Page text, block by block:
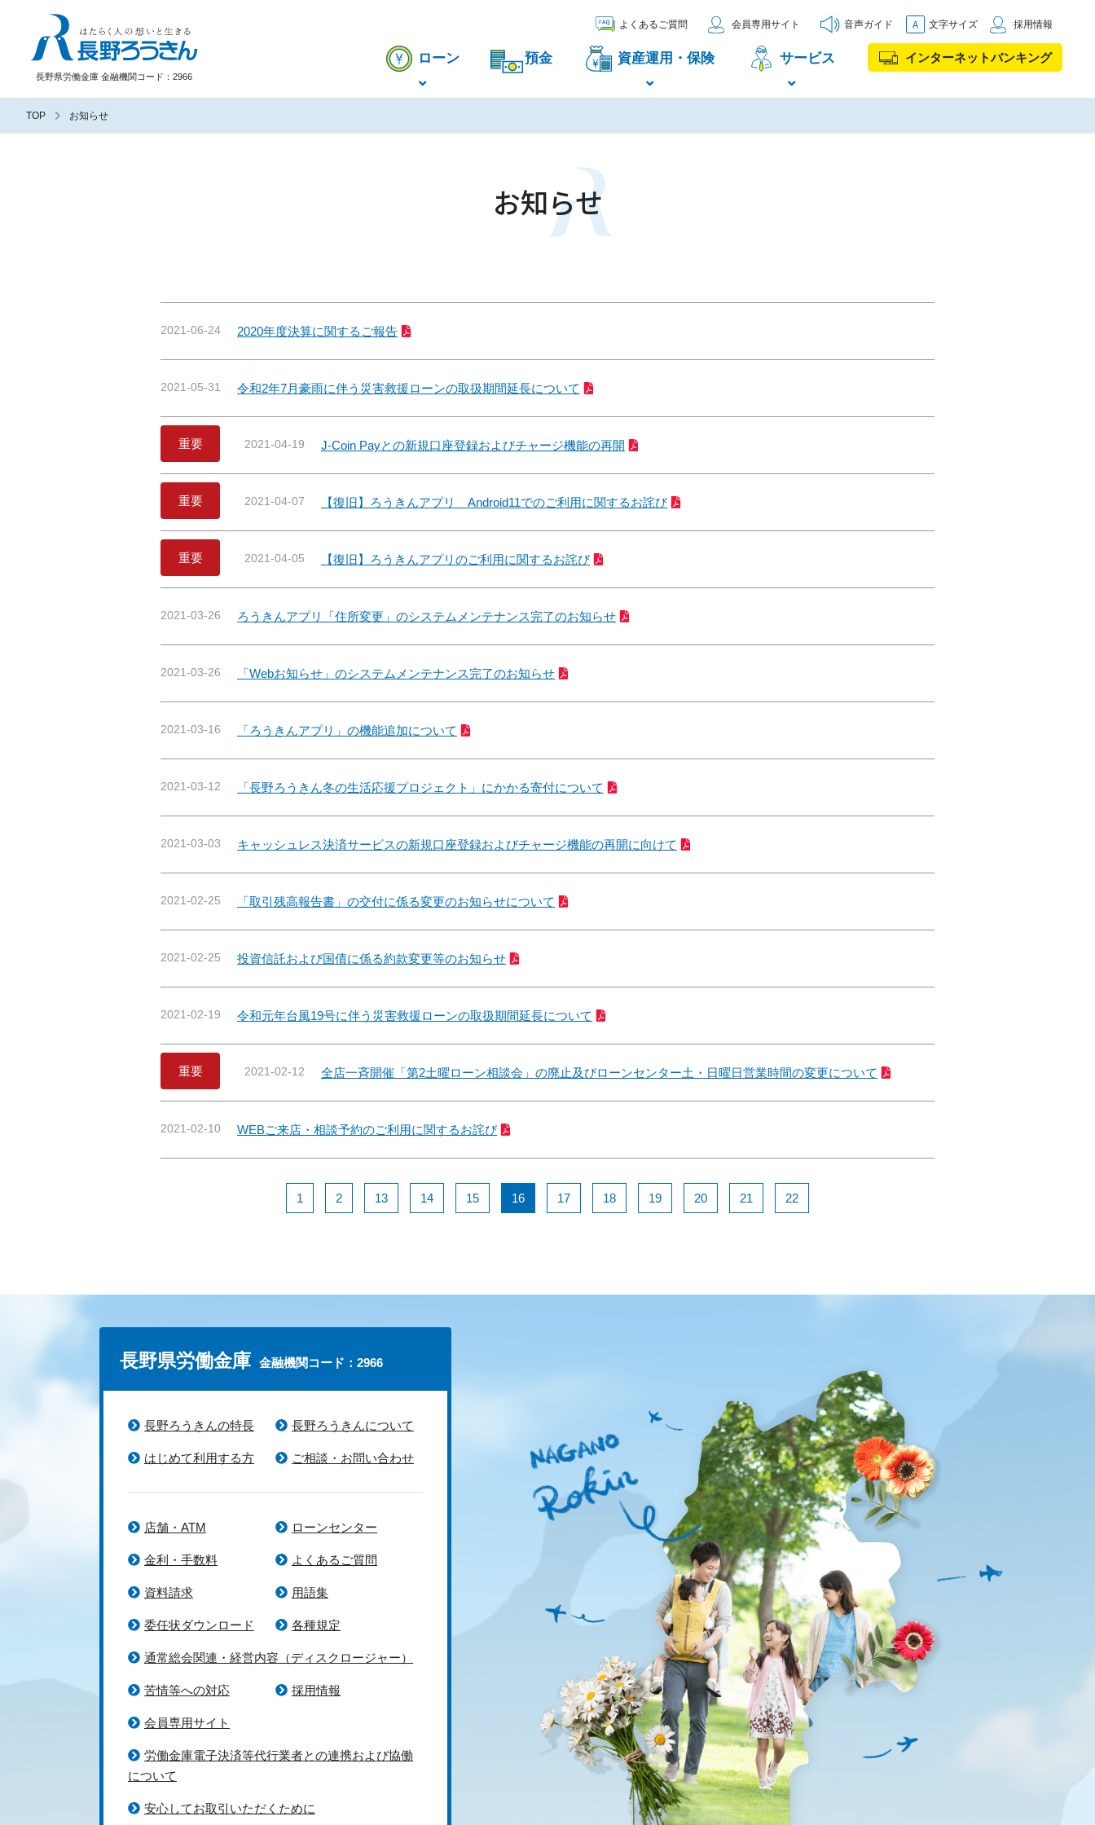
長野県労働金庫 金融機関コード：2966
ローン 預金 資産運用・保険 サービス インターネットバンキング
よくあるご質問 会員専用サイト 音声ガイド 文字サイズ 採用情報
TOP お知らせ
お知らせ
2021-06-24 2020年度決算に関するご報告
2021-05-31 令和2年7月豪雨に伴う災害救援ローンの取扱期間延長について
重要 2021-04-19 J-Coin Payとの新規口座登録およびチャージ機能の再開
重要 2021-04-07 【復旧】ろうきんアプリ Android11でのご利用に関するお詫び
重要 2021-04-05 【復旧】ろうきんアプリのご利用に関するお詫び
2021-03-26 ろうきんアプリ「住所変更」のシステムメンテナンス完了のお知らせ
2021-03-26 「Webお知らせ」のシステムメンテナンス完了のお知らせ
2021-03-16 「ろうきんアプリ」の機能追加について
2021-03-12 「長野ろうきん冬の生活応援プロジェクト」にかかる寄付について
2021-03-03 キャッシュレス決済サービスの新規口座登録およびチャージ機能の再開に向けて
2021-02-25 「取引残高報告書」の交付に係る変更のお知らせについて
2021-02-25 投資信託および国債に係る約款変更等のお知らせ
2021-02-19 令和元年台風19号に伴う災害救援ローンの取扱期間延長について
重要 2021-02-12 全店一斉開催「第2土曜ローン相談会」の廃止及びローンセンター土・日曜日営業時間の変更について
2021-02-10 WEBご来店・相談予約のご利用に関するお詫び
1 2 13 14 15 16 17 18 19 20 21 22
長野県労働金庫 金融機関コード：2966
長野ろうきんの特長 長野ろうきんについて
はじめて利用する方 ご相談・お問い合わせ
店舗・ATM ローンセンター
金利・手数料 よくあるご質問
資料請求 用語集
委任状ダウンロード 各種規定
通常総会関連・経営内容（ディスクロージャー）
苦情等への対応 採用情報
会員専用サイト
労働金庫電子決済等代行業者との連携および協働
について
安心してお取引いただくために